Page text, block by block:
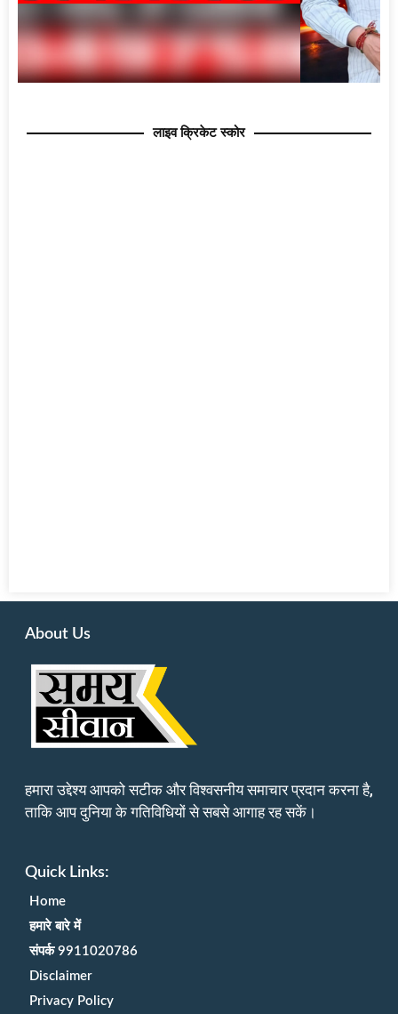
लाइव क्रिकेट स्कोर
About Us
हमारा उद्देश्य आपको सटीक और विश्वसनीय समाचार प्रदान करना है,
ताकि आप दुनिया के गतिविधियों से सबसे आगाह रह सकें।
Quick Links:
Home
हमारे बारे में
संपर्क 9911020786
Disclaimer
Privacy Policy